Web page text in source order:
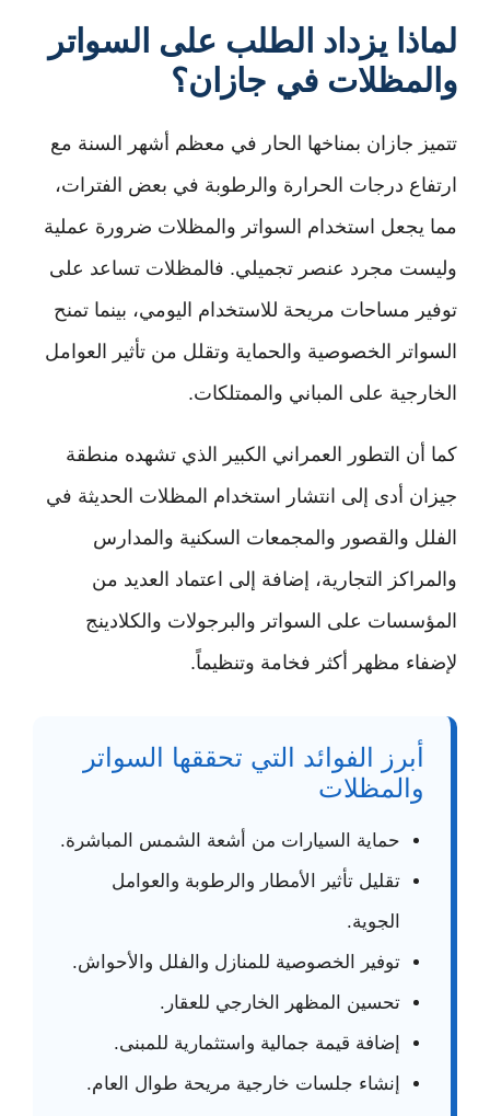
لماذا يزداد الطلب على السواتر
والمظلات في جازان؟
تتميز جازان بمناخها الحار في معظم أشهر السنة مع
ارتفاع درجات الحرارة والرطوبة في بعض الفترات،
مما يجعل استخدام السواتر والمظلات ضرورة عملية
وليست مجرد عنصر تجميلي. فالمظلات تساعد على
توفير مساحات مريحة للاستخدام اليومي، بينما تمنح
السواتر الخصوصية والحماية وتقلل من تأثير العوامل
الخارجية على المباني والممتلكات.
كما أن التطور العمراني الكبير الذي تشهده منطقة
جيزان أدى إلى انتشار استخدام المظلات الحديثة في
الفلل والقصور والمجمعات السكنية والمدارس
والمراكز التجارية، إضافة إلى اعتماد العديد من
المؤسسات على السواتر والبرجولات والكلادينج
لإضفاء مظهر أكثر فخامة وتنظيماً.
أبرز الفوائد التي تحققها السواتر
والمظلات
حماية السيارات من أشعة الشمس المباشرة.
تقليل تأثير الأمطار والرطوبة والعوامل
الجوية.
توفير الخصوصية للمنازل والفلل والأحواش.
تحسين المظهر الخارجي للعقار.
إضافة قيمة جمالية واستثمارية للمبنى.
إنشاء جلسات خارجية مريحة طوال العام.